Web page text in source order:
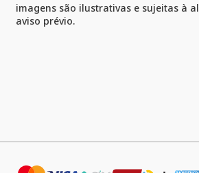
imagens são ilustrativas e sujeitas à
aviso prévio.